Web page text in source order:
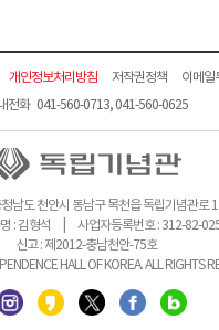
개인정보처리방침 저작권정책
이메일
전화 041-560-0713, 041-560-0625
남도 천안시 동남구 목천읍 독립기념관로 1
: 김형석 | 사업자등록번호 : 312-82-
신고 : 제2012-충남천안-75호
HALL OF KOREA. ALL RIGHTS